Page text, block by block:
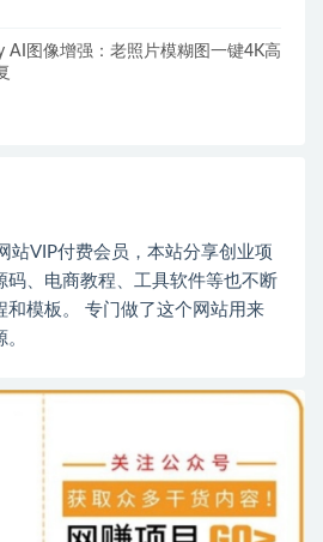
AI图像增强：老照片模糊图一键4K高
站VIP付费会员，本站分享创业项
码、电商教程、工具软件等也不断
和模板。 专门做了这个网站用来